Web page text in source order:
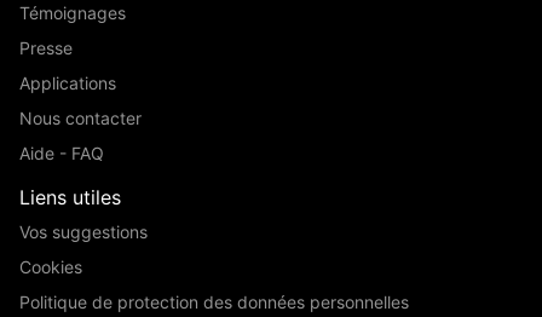
Témoignages
Presse
Applications
Nous contacter
Aide - FAQ
Liens utiles
Vos suggestions
Cookies
Politique de protection des données personnelles